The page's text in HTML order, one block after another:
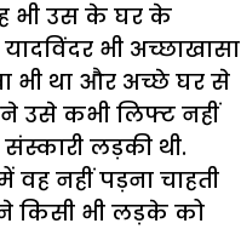
भी उस के घर के
भी अच्छाखासा
भी था और अच्छे घर से
उसे कभी लिफ्ट नहीं
लड़की थी.
नहीं पड़ना चाहती
किसी भी लड़के को